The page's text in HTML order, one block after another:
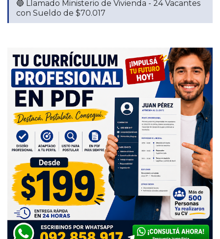
🔵 Llamado Ministerio de Vivienda - 24 Vacantes
con Sueldo de $70.017